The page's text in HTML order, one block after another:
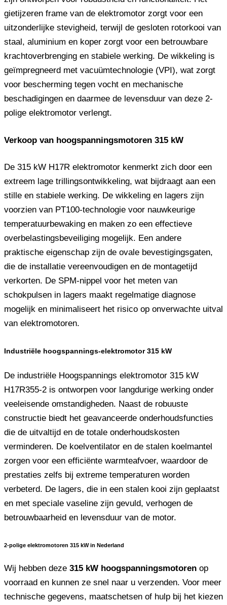
gietijzeren frame van de elektromotor zorgt voor een
uitzonderlijke stevigheid, terwijl de gesloten rotorkooi van
staal, aluminium en koper zorgt voor een betrouwbare
krachtoverbrenging en stabiele werking. De wikkeling is
geïmpregneerd met vacuümtechnologie (VPI), wat zorgt
voor bescherming tegen vocht en mechanische
beschadigingen en daarmee de levensduur van deze 2-
polige elektromotor verlengt.
Verkoop van hoogspanningsmotoren 315 kW
De 315 kW H17R elektromotor kenmerkt zich door een
extreem lage trillingsontwikkeling, wat bijdraagt ​​aan een
stille en stabiele werking. De wikkeling en lagers zijn
voorzien van PT100-technologie voor nauwkeurige
temperatuurbewaking en maken zo een effectieve
overbelastingsbeveiliging mogelijk. Een andere
praktische eigenschap zijn de ovale bevestigingsgaten,
die de installatie vereenvoudigen en de montagetijd
verkorten. De SPM-nippel voor het meten van
schokpulsen in lagers maakt regelmatige diagnose
mogelijk en minimaliseert het risico op onverwachte uitval
van elektromotoren.
Industriële hoogspannings-elektromotor 315 kW
De industriële Hoogspannings elektromotor 315 kW
H17R355-2 is ontworpen voor langdurige werking onder
veeleisende omstandigheden. Naast de robuuste
constructie biedt het geavanceerde onderhoudsfuncties
die de uitvaltijd en de totale onderhoudskosten
verminderen. De koelventilator en de stalen koelmantel
zorgen voor een efficiënte warmteafvoer, waardoor de
prestaties zelfs bij extreme temperaturen worden
verbeterd. De lagers, die in een stalen kooi zijn geplaatst
en met speciale vaseline zijn gevuld, verhogen de
betrouwbaarheid en levensduur van de motor.
2-polige elektromotoren 315 kW in Nederland
Wij hebben deze 315 kW hoogspanningsmotoren op
voorraad en kunnen ze snel naar u verzenden. Voor meer
technische gegevens, maatschetsen of hulp bij het kiezen